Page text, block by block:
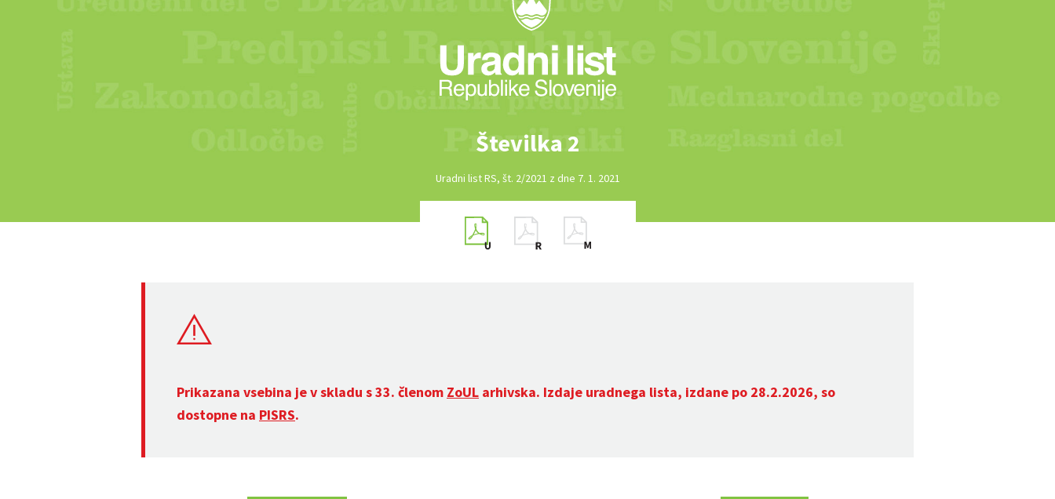
Številka 2
Uradni list RS, št. 2/2021 z dne 7. 1. 2021
Prikazana vsebina je v skladu s 33. členom ZoUL arhivska. Izdaje uradnega lista, izdane po 28.2.2026, so
dostopne na PISRS.